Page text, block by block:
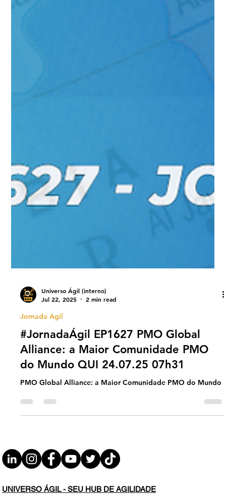
Jul 22, 2025
Jornada Agil
#JornadaÁgil EP1627 PMO Global
Alliance: a Maior Comunidade PMO
do Mundo QUI 24.07.25 07h31
PMO Global Alliance: a Maior Comunidade PMO do Mundo